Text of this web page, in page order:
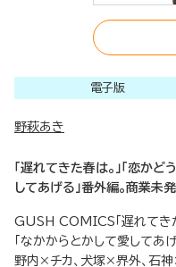
電子版
野萩あき
「遅れてきた春は。」「恋か
してあげる」番外編。商業未
GUSH COMICS「遅れてきた
「なかからとかして愛してあ
野内×チカ、犬塚×界外、石